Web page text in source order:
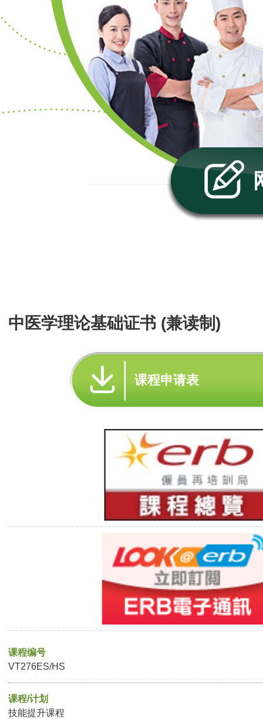
中医学理论基础证书 (兼读制)
课程申请表
课程编号
VT276ES/HS
课程/计划
技能提升课程